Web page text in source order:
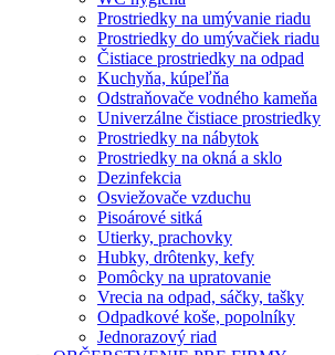
Prostriedky na umývanie riadu
Prostriedky do umývačiek riadu
Čistiace prostriedky na odpad
Kuchyňa, kúpeľňa
Odstraňovače vodného kameňa
Univerzálne čistiace prostriedky
Prostriedky na nábytok
Prostriedky na okná a sklo
Dezinfekcia
Osviežovače vzduchu
Pisoárové sitká
Utierky, prachovky
Hubky, drôtenky, kefy
Pomôcky na upratovanie
Vrecia na odpad, sáčky, tašky
Odpadkové koše, popolníky
Jednorazový riad